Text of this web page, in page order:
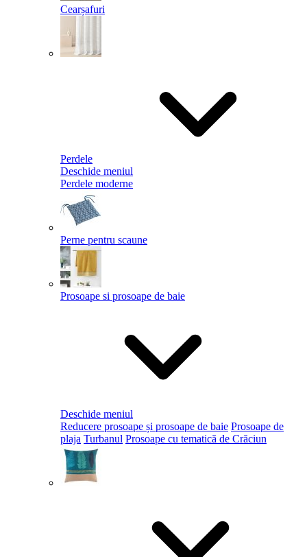
Cearșafuri
Perdele
Deschide meniul
Perdele moderne
Perne pentru scaune
Prosoape si prosoape de baie
Deschide meniul
Reducere prosoape și prosoape de baie Prosoape de
plaja Turbanul Prosoape cu tematică de Crăciun